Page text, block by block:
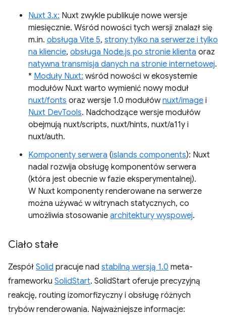
Nuxt 3.x: Nuxt zwykle publikuje nowe wersje
miesięcznie. Wśród nowości tych wersji znalazł się
m.in. obsługa Vite 5, strony tylko na serwerze i tylko
na kliencie, obsługa Node.js po stronie klienta oraz
natywna transmisja danych na stronie internetowej.
* Moduły Nuxt: wśród nowości w ekosystemie
modułów Nuxt warto wymienić nowy moduł
nuxt/fonts oraz wersje 1.0 modułównuxt/image i
Nuxt DevTools. Nadchodzące wersje modułów
obejmują nuxt/scripts, nuxt/hints, nuxt/a11y i
nuxt/auth.
Komponenty serwera (islands components): Nuxt
nadal rozwija obsługę komponentów serwera
(która jest obecnie w fazie eksperymentalnej).
W Nuxt komponenty renderowane na serwerze
można używać w witrynach statycznych, co
umożliwia stosowanie architektury wyspowej.
Ciało stałe
Zespół Solid pracuje nad stabilną wersją 1.0 meta-
frameworku SolidStart. SolidStart oferuje precyzyjną
reakcję, routing izomorfizyczny i obsługę różnych
trybów renderowania. Najważniejsze informacje: